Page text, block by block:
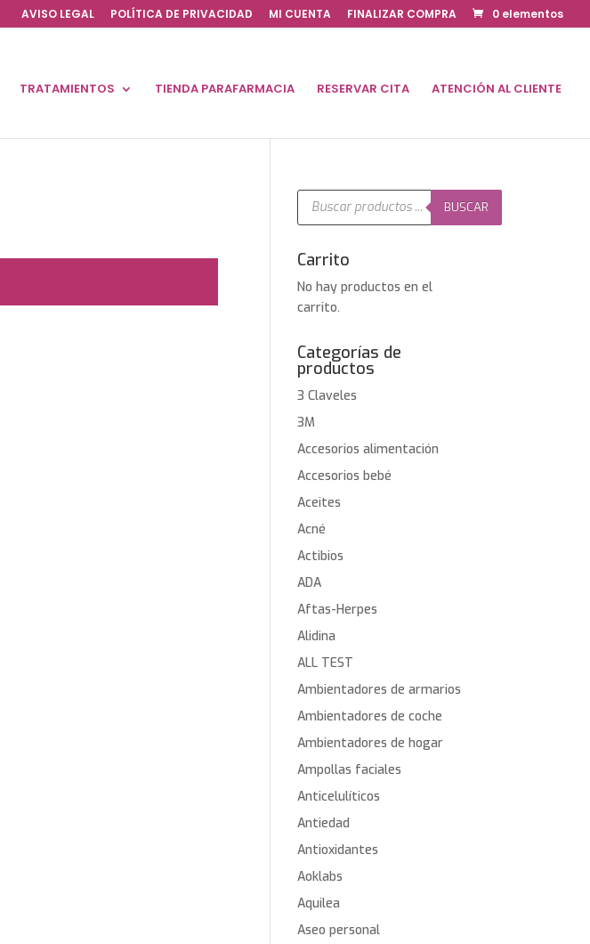
AVISO LEGAL POLÍTICA DE PRIVACIDAD MI CUENTA FINALIZAR COMPRA 0 elementos
TRATAMIENTOS TIENDA PARAFARMACIA RESERVAR CITA ATENCIÓN AL CLIENTE
Búsqueda
productos
BUSCAR
Carrito
No hay productos en el
carrito.
Categorías de
productos
3 Claveles
3M
Accesorios alimentación
Accesorios bebé
Aceites
Acné
Actibios
ADA
Aftas-Herpes
Alidina
ALL TEST
Ambientadores de armarios
Ambientadores de coche
Ambientadores de hogar
Ampollas faciales
Anticelulíticos
Antiedad
Antioxidantes
Aoklabs
Aquilea
Aseo personal